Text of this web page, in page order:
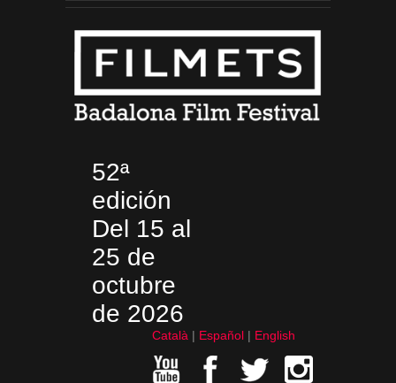
52ª
edición
Del 15 al
25 de
octubre
de 2026
Català Español English